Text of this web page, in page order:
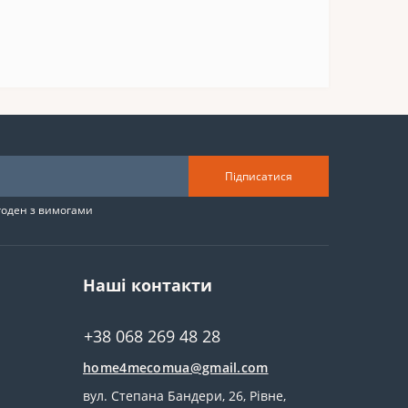
Підписатися
з вимогами
Наші контакти
+38 068 269 48 28
home4mecomua@gmail.com
вул. Степана Бандери, 26, Рівне,